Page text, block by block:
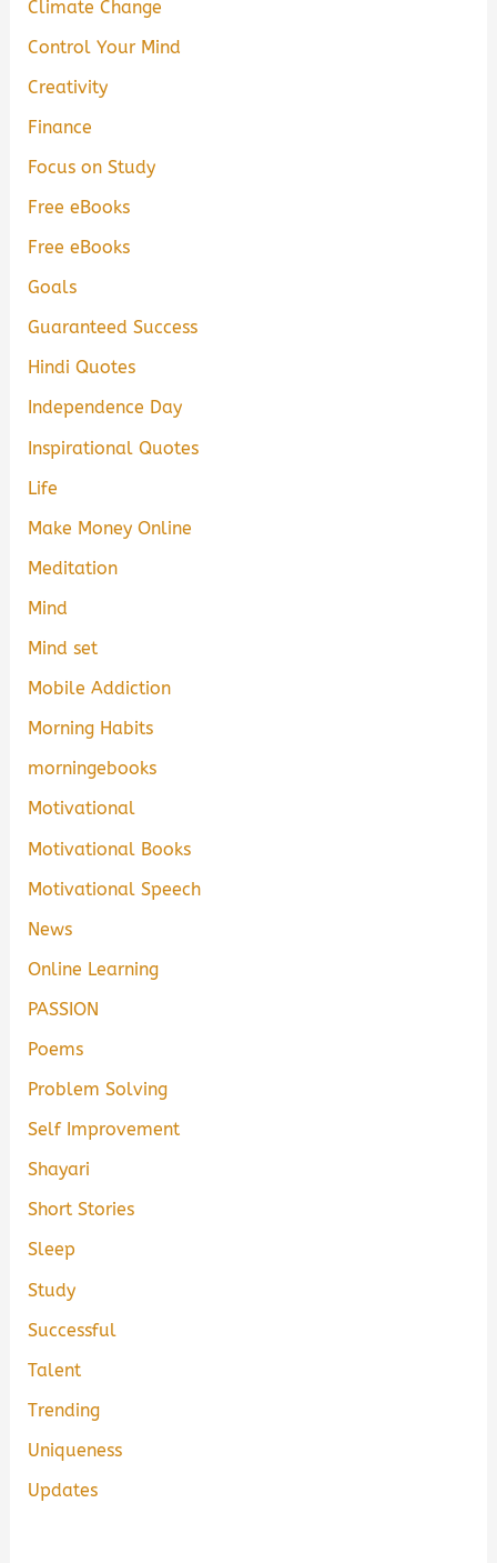
Climate Change
Control Your Mind
Creativity
Finance
Focus on Study
Free eBooks
Free eBooks
Goals
Guaranteed Success
Hindi Quotes
Independence Day
Inspirational Quotes
Life
Make Money Online
Meditation
Mind
Mind set
Mobile Addiction
Morning Habits
morningebooks
Motivational
Motivational Books
Motivational Speech
News
Online Learning
PASSION
Poems
Problem Solving
Self Improvement
Shayari
Short Stories
Sleep
Study
Successful
Talent
Trending
Uniqueness
Updates